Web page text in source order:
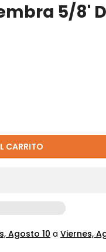
5/8'
CARRITO
Agosto 10 a Viernes,